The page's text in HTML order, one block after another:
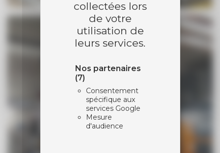
collectées lors
de votre
utilisation de
leurs services.
Nos partenaires
(7)
Consentement
spécifique aux
services Google
Mesure
d'audience